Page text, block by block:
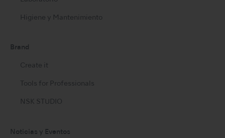
Higiene y Mantenimiento
Brand
Create it
Tools for Professionals
NSK STUDIO
Noticias y Eventos